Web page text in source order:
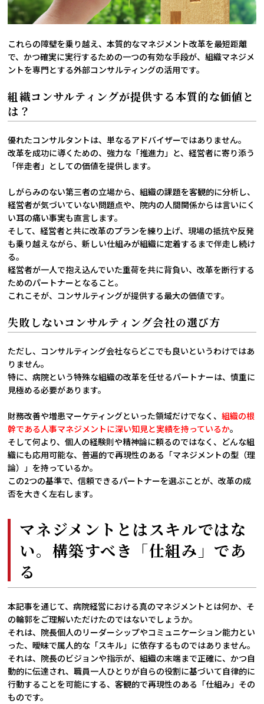
これらの障壁を乗り越え、本質的なマネジメント改革を最短距離
で、かつ確実に実行するための一つの有効な手段が、組織マネジメ
ントを専門とする外部コンサルティングの活用です。
組織コンサルティングが提供する本質的な価値と
は？
優れたコンサルタントは、単なるアドバイザーではありません。
改革を成功に導くための、強力な「推進力」と、経営者に寄り添う
「伴走者」としての価値を提供します。
しがらみのない第三者の立場から、組織の課題を客観的に分析し、
経営者が気づいていない問題点や、院内の人間関係からは言いにく
い耳の痛い事実も直言します。
そして、経営者と共に改革のプランを練り上げ、現場の抵抗や反発
も乗り越えながら、新しい仕組みが組織に定着するまで伴走し続け
る。
経営者が一人で抱え込んでいた重荷を共に背負い、改革を断行する
ためのパートナーとなること。
これこそが、コンサルティングが提供する最大の価値です。
失敗しないコンサルティング会社の選び方
ただし、コンサルティング会社ならどこでも良いというわけではあ
りません。
特に、病院という特殊な組織の改革を任せるパートナーは、慎重に
見極める必要があります。
財務改善や増患マーケティングといった領域だけでなく、組織の根
幹である人事マネジメントに深い知見と実績を持っているか。
そして何より、個人の経験則や精神論に頼るのではなく、どんな組
織にも応用可能な、普遍的で再現性のある「マネジメントの型（理
論）」を持っているか。
この2つの基準で、信頼できるパートナーを選ぶことが、改革の成
否を大きく左右します。
マネジメントとはスキルではな
い。構築すべき「仕組み」であ
る
本記事を通じて、病院経営における真のマネジメントとは何か、そ
の輪郭をご理解いただけたのではないでしょうか。
それは、院長個人のリーダーシップやコミュニケーション能力とい
った、曖昧で属人的な「スキル」に依存するものではありません。
それは、院長のビジョンや指示が、組織の末端まで正確に、かつ自
動的に伝達され、職員一人ひとりが自らの役割に基づいて自律的に
行動することを可能にする、客観的で再現性のある「仕組み」その
ものです。